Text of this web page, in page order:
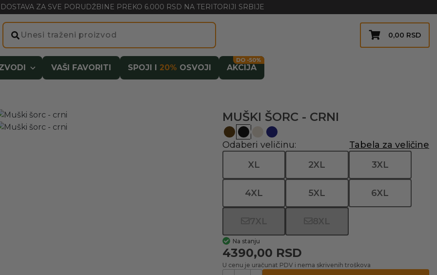
ZA SVE PORUDŽBINE PREKO 6.000 RSD NA TERITORIJI SRBIJE
0,00 RSD
VAŠI FAVORITI SPOJI I 20% OSVOJI AKCIJA
DO -50%
MUŠKI ŠORC - CRNI
Odaberi veličinu:
Tabela za veličine
XL
2XL 3XL
4XL 5XL 6XL
7XL 8XL
Na stanju
4390,00 RSD
U cenu je uračunat PDV i nema skrivenih troškova